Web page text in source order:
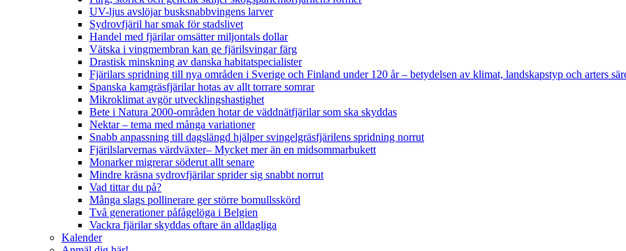
UV-ljus avslöjar busksnabbvingens larver
Sydrovfjäril har smak för stadslivet
Handel med fjärilar omsätter miljontals dollar
Vätska i vingmembran kan ge fjärilsvingar färg
Drastisk minskning av danska habitatspecialister
Fjärilars spridning till nya områden i Sverige och Finland under 120 år– betydelsen av klimat, landskapstyp och arters
Spanska kamgräsfjärilar hotas av allt torrare somrar
Mikroklimat avgör utvecklingshastighet
Bete i Natura 2000-områden hotar de väddnätfjärilar som ska skyddas
Nektar – tema med många variationer
Snabb anpassning till dagslängd hjälper svingelgräsfjärilens spridning norrut
Fjärilslarvernas värdväxter– Mycket mer än en midsommarbukett
Monarker migrerar söderut allt senare
Mindre kräsna sydrovfjärilar sprider sig snabbt norrut
Vad tittar du på?
Många slags pollinerare ger större bomullsskörd
Två generationer påfågelöga i Belgien
Vackra fjärilar skyddas oftare än alldagliga
Kalender